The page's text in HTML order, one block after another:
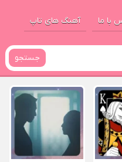
با ما آهنگ های تاپ
جستجو